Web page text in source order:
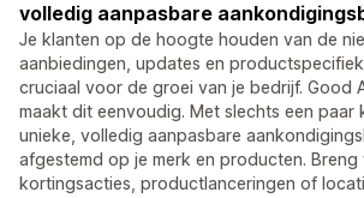
volledig aanpasbare
Je klanten op de hoogte houden van de
aanbiedingen, updates en
cruciaal voor de groei van je bedrijf. Good
maakt dit eenvoudig. Met slechts een paar
unieke, volledig aanpasbare
afgestemd op je merk en producten. Breng
kortingsacties, productlanceringen of